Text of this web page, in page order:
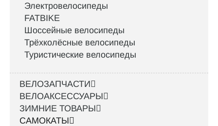
Электровелосипеды
FATBIKE
Шоссейные велосипеды
Трёхколёсные велосипеды
Туристические велосипеды
ВЕЛОЗАПЧАСТИ
ВЕЛОАКСЕССУАРЫ
ЗИМНИЕ ТОВАРЫ
САМОКАТЫ